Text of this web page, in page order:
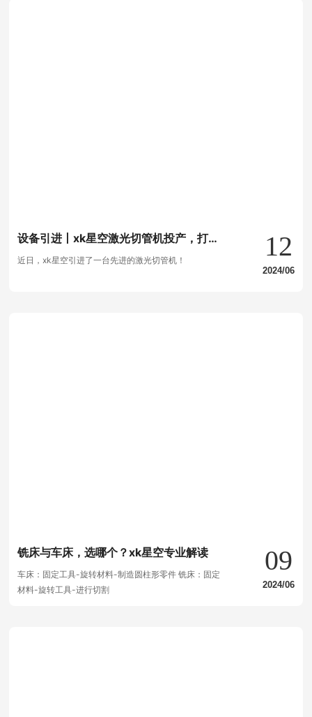
设备引进丨xk星空激光切管机投产，打造
精准管材加工新时代！
近日，xk星空引进了一台先进的激光切管机！ 12
2024/06
铣床与车床，选哪个？xk星空专业解读
车床：固定工具-旋转材料-制造圆柱形零件 铣床：固定
材料-旋转工具-进行切割
09
2024/06